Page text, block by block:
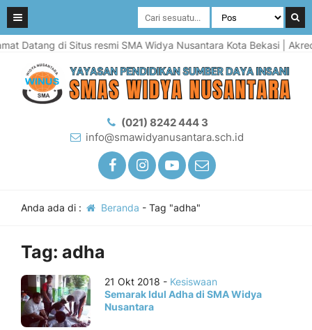
Datang di Situs resmi SMA Widya Nusantara Kota Bekasi |
(021) 8242 444 3
info@smawidyanusantara.sch.id
Anda ada di : Beranda - Tag "adha"
Tag: adha
21 Okt 2018 - Kesiswaan
Semarak Idul Adha di SMA Widya
Nusantara